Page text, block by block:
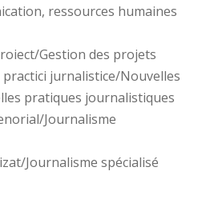
ressources humaines
Gestion des projets
jurnalistice/Nouvelles
pratiques journalistiques
Journalisme
Journalisme spécialisé